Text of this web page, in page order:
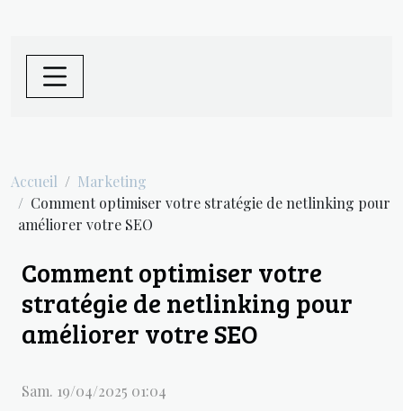
Accueil
Marketing
Comment optimiser votre stratégie de netlinking pour
améliorer votre SEO
Comment optimiser votre
stratégie de netlinking pour
améliorer votre SEO
Sam. 19/04/2025 01:04